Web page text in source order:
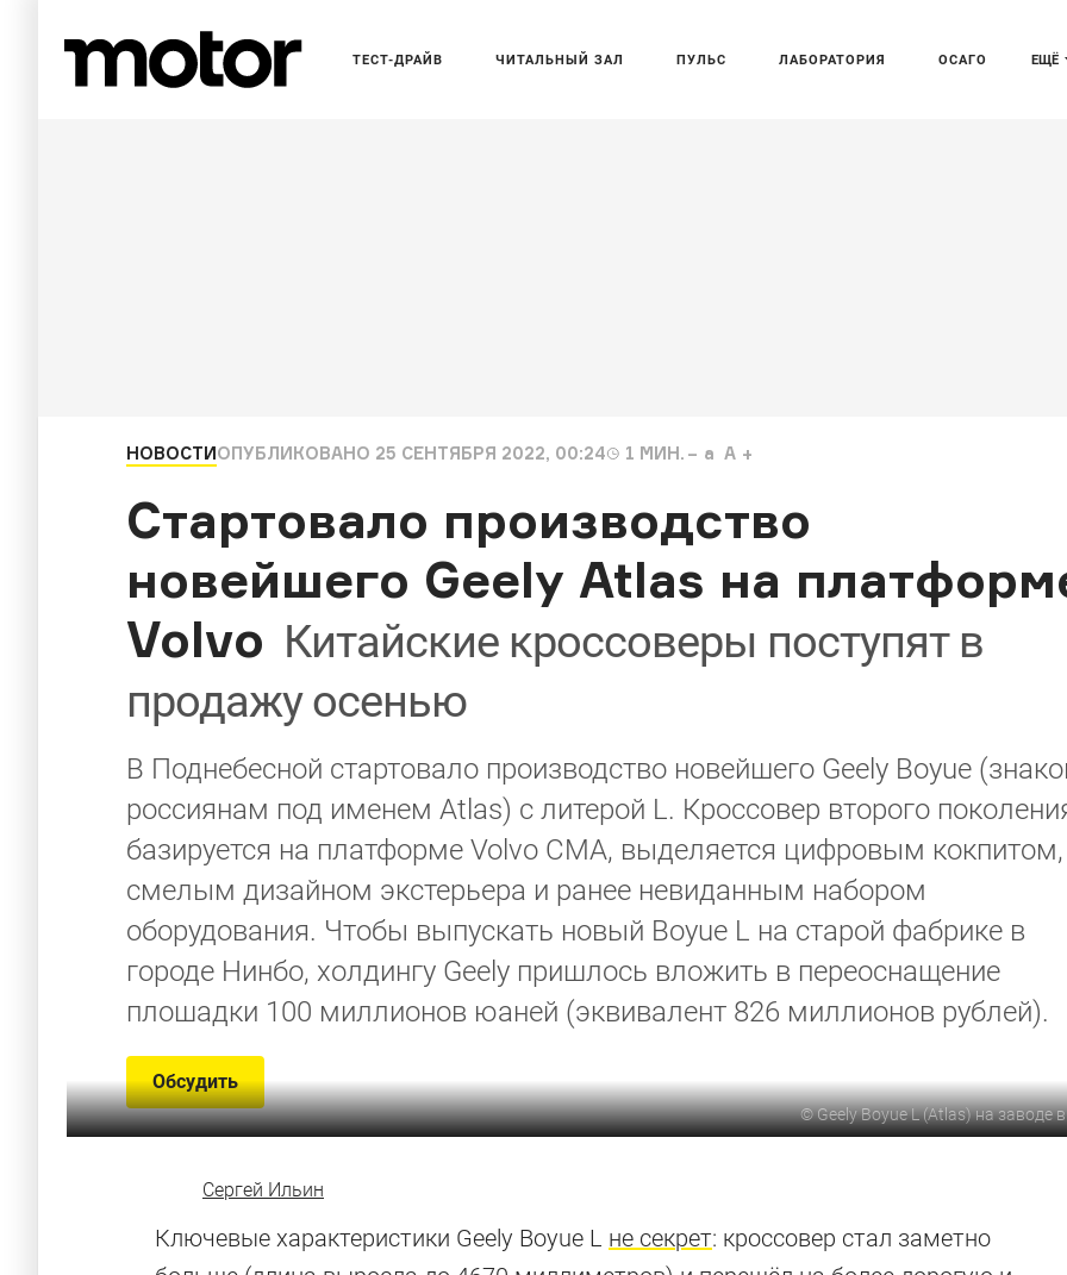
ЕЩЁ
ТЕСТ-ДРАЙВ ЧИТАЛЬНЫЙ ЗАЛ ПУЛЬС ЛАБОРАТОРИЯ ОСАГО
НОВОСТИОПУБЛИКОВАНО 25 СЕНТЯБРЯ 2022, 00:24 1 МИН. a A
Стартовало производство
новейшего Geely Atlas на
Volvo Китайские кроссоверы поступят в
продажу осенью
В Поднебесной стартовало производство новейшего Geely Boyue
россиянам под именем Atlas) с литерой L. Кроссовер второго
базируется на платформе Volvo CMA, выделяется цифровым кокпитом,
смелым дизайном экстерьера и ранее невиданным набором
оборудования. Чтобы выпускать новый Boyue L на старой фабрике в
городе Нинбо, холдингу Geely пришлось вложить в переоснащение
плошадки 100 миллионов юаней (эквивалент 826 миллионов рублей).
Обсудить
©Geely Boyue L (Atlas) на заводе
Сергей Ильин
Ключевые характеристики Geely Boyue L не секрет: кроссовер стал заметно